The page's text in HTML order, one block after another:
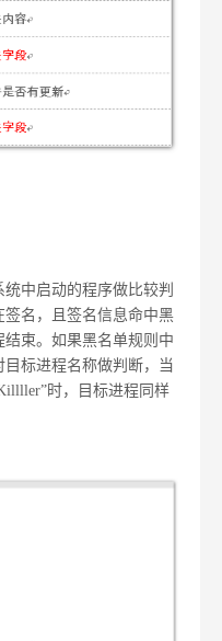
中启动的程序做比较判
签名，且签名信息命中黑
束。如果黑名单规则中
标进程名称做判断，当
时，目标进程同样